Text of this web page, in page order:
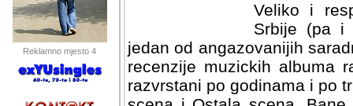
Reklamno mjesto 4
Veliko i
Srbije (pa i
jedan od angazovanijih
recenzije muzickih albuma
razvrstani po godinama i po